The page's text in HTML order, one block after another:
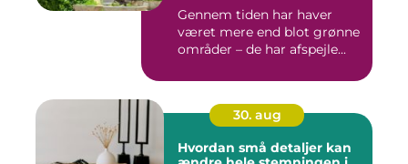
Gennem tiden har haver
været mere end blot grønne
områder – de har afspejle...
30. aug
Hvordan små detaljer kan